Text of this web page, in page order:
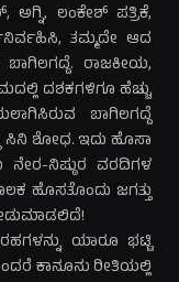
ಲಂಕೇಶ್ ಪತ್ರಿಕೆ,
ತಮ್ಮದೇ ಆದ
ರಾಜಕೀಯ,
ದಶಕಗಳಿಗೂ ಹೆಚ್ಚು
ಬಾಗಿಲಗದ್ದೆ
ಸಿನಿ ಶೋಧ. ಇದು ಹೊಸಾ
ನಿಷ್ಠುರ ವರದಿಗಳ
ಹೊಸತೊಂದು ಜಗತ್ತು
ಯಾರೂ ಭಟ್ಟಿ
ಕಾನೂನು ರೀತಿಯಲ್ಲಿ